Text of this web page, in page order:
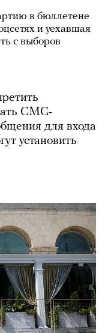
в бюллетене
и уехавшая
с выборов
СМС-
для входа
установить